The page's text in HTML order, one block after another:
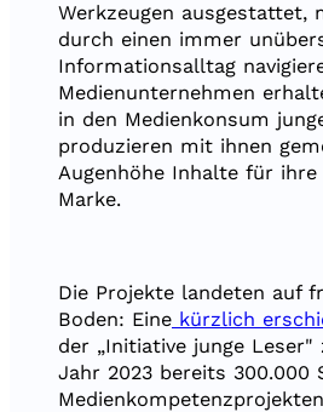
Werkzeugen ausgestattet,
durch einen immer
Informationsalltag
Medienunternehmen
in den Medienkonsum
produzieren mit ihnen
Augenhöhe Inhalte für
Marke.
Die Projekte landeten auf
Boden: Eine kürzlich
der „Initiative junge Leser"
Jahr 2023 bereits 300.000